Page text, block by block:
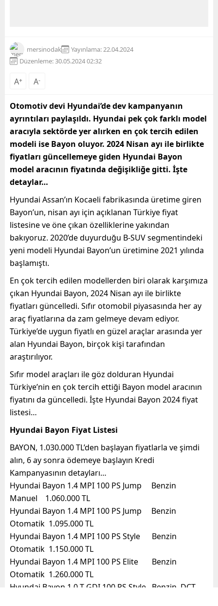
mersinodak
Yayınlama: 22.04.2024
Düzenleme: 30.05.2024 02:32
A+ A-
Otomotiv devi Hyundai’de dev kampanyanın
ayrıntıları paylaşıldı. Hyundai pek çok farklı model
aracıyla sektörde yer alırken en çok tercih edilen
modeli ise Bayon oluyor. 2024 Nisan ayı ile birlikte
fiyatları güncellemeye giden Hyundai Bayon
model aracının fiyatında değişikliğe gitti. İşte
detaylar…
Hyundai Assan’ın Kocaeli fabrikasında üretime giren
Bayon’un, nisan ayı için açıklanan Türkiye fiyat
listesine ve öne çıkan özelliklerine yakından
bakıyoruz. 2020’de duyurduğu B-SUV segmentindeki
yeni modeli Hyundai Bayon’un üretimine 2021 yılında
başlamıştı.
En çok tercih edilen modellerden biri olarak karşımıza
çıkan Hyundai Bayon, 2024 Nisan ayı ile birlikte
fiyatları güncelledi. Sıfır otomobil piyasasında her ay
araç fiyatlarına da zam gelmeye devam ediyor.
Türkiye’de uygun fiyatlı en güzel araçlar arasında yer
alan Hyundai Bayon, birçok kişi tarafından
araştırılıyor.
Sıfır model araçları ile göz dolduran Hyundai
Türkiye’nin en çok tercih ettiği Bayon model aracının
fiyatını da güncelledi. İşte Hyundai Bayon 2024 fiyat
listesi…
Hyundai Bayon Fiyat Listesi
BAYON, 1.030.000 TL’den başlayan fiyatlarla ve şimdi
alın, 6 ay sonra ödemeye başlayın Kredi
Kampanyasının detayları…
Hyundai Bayon 1.4 MPI 100 PS Jump Benzin
Manuel 1.060.000 TL
Hyundai Bayon 1.4 MPI 100 PS Jump Benzin
Otomatik 1.095.000 TL
Hyundai Bayon 1.4 MPI 100 PS Style Benzin
Otomatik 1.150.000 TL
Hyundai Bayon 1.4 MPI 100 PS Elite Benzin
Otomatik 1.260.000 TL
Hyundai Bayon 1.0 T-GDI 100 PS Style Benzin DCT